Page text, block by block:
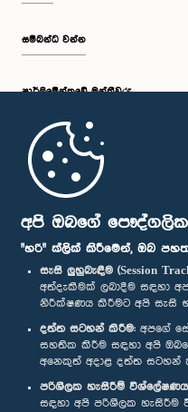
අපි ඔබගේ
"හරි" ක්ලික් කිරීමෙන්, ඔබ
සැසි ලුහුබැඳීම (Session
අත්දැකීමක් ලබාදීම සඳහා
නිරීක්ෂණය කිරීමට අපි සැසි
දත්ත සටහන් කිරීම: අපගේ
සහතික කිරීම සඳහා අපි
අනෙකුත් අදාළ දත්ත සටහන්
පරිශීලක හැසිරීම්
සඳහා අපි පරිශීලක හැසිරීම
සම්බන්ධ වන්න
පාර්ලි‌මේන්තුවේ මන්ත්‍රීවරු
මුල් පිටුව
පාර්ලිමේන්තු ජංගම යෙදුම
අප හා සම්බන්ධ වී සිටින්න :
සම්මාන